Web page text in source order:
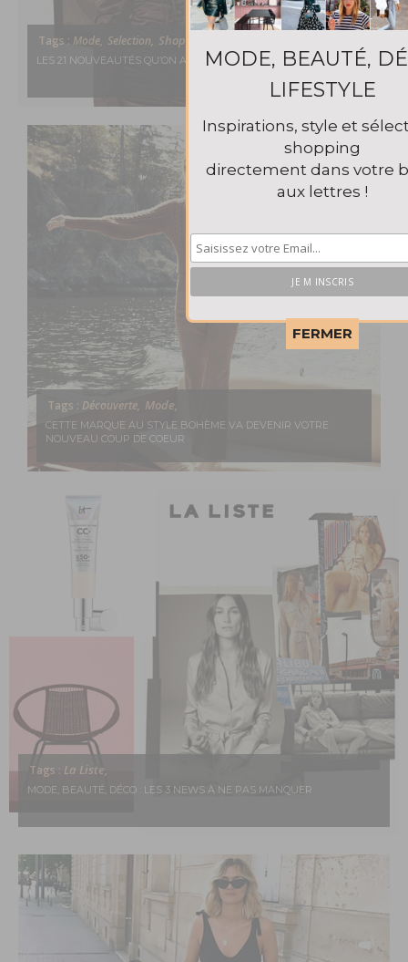
Tags : Mode, Selection, Shopping,
LES 21 NOUVEAUTÉS QU’ON AIME CETTE SEMAINE
Tags : Découverte, Mode,
CETTE MARQUE AU STYLE BOHÈME VA DEVENIR VOTRE
NOUVEAU COUP DE COEUR
Tags : La Liste,
MODE, BEAUTÉ, DÉCO : LES 3 NEWS À NE PAS MANQUER
This popup will close in:
MODE, BEAUTÉ,
LIFESTYLE
Inspirations, style et
shopping
directement dans votre
aux lettres !
FERMER